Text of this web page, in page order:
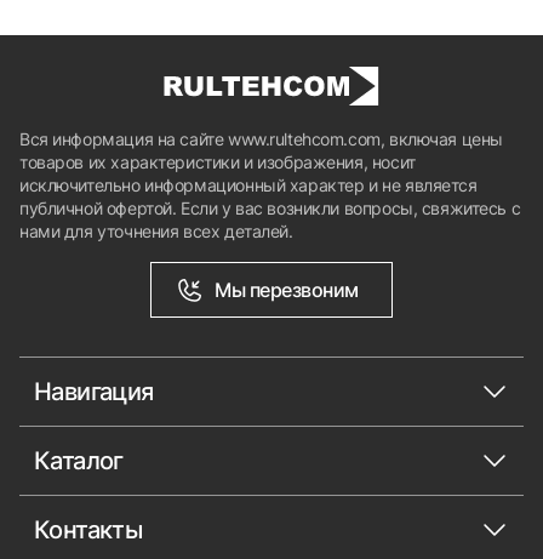
Вся информация на сайте www.rultehcom.com, включая цены
товаров их характеристики и изображения, носит
исключительно информационный характер и не является
публичной офертой. Если у вас возникли вопросы, свяжитесь с
нами для уточнения всех деталей.
Мы перезвоним
Навигация
Каталог
Контакты